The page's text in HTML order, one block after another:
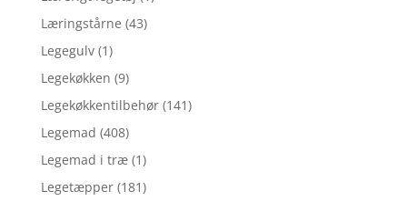
Læringstårne (43)
Legegulv (1)
Legekøkken (9)
Legekøkkentilbehør (141)
Legemad (408)
Legemad i træ (1)
Legetæpper (181)